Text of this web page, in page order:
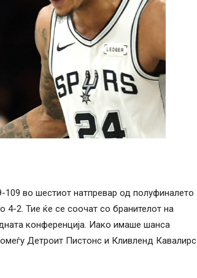
во шестиот натпревар од полуфиналето
4-2. Тие ќе се соочат со бранителот на
конференција. Иако имаше шанса
Детроит Пистонс и Кливленд Кавалирс